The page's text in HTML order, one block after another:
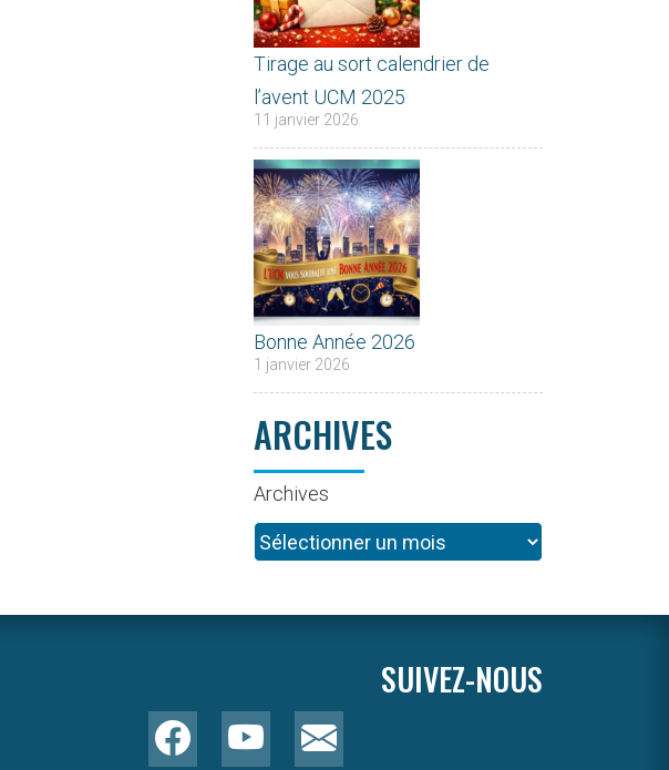
Tirage au sort calendrier de
l’avent UCM 2025
11 janvier 2026
Bonne Année 2026
1 janvier 2026
ARCHIVES
Archives
SUIVEZ-NOUS